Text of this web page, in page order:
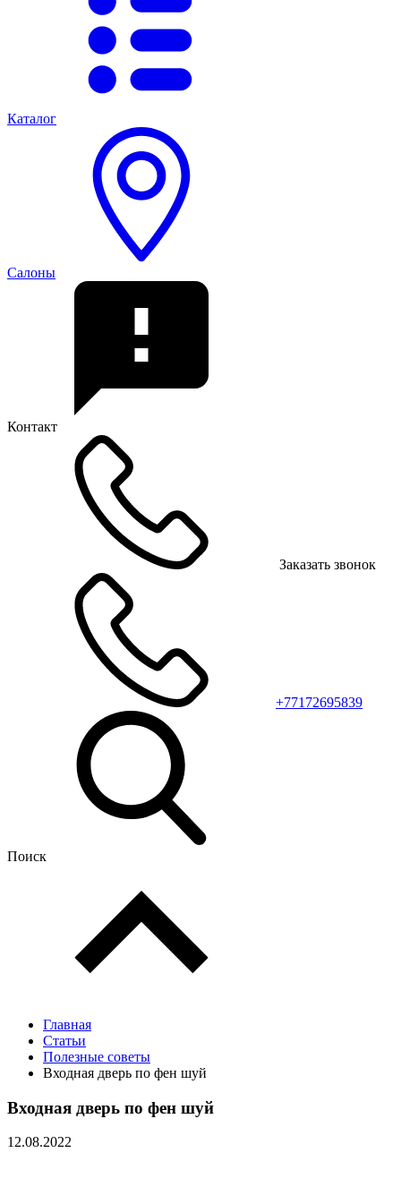
Каталог
Салоны
Контакт
Заказать звонок
+77172695839
Поиск
Главная
Статьи
Полезные советы
Входная дверь по фен шуй
Входная дверь по фен шуй
12.08.2022